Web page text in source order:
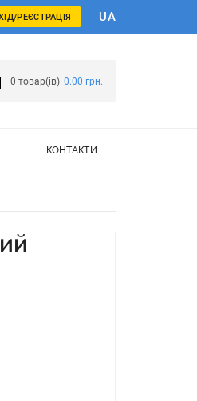
РЕЄСТРАЦІЯ UA
0 товар(ів) 0.00 грн.
КОНТАКТИ